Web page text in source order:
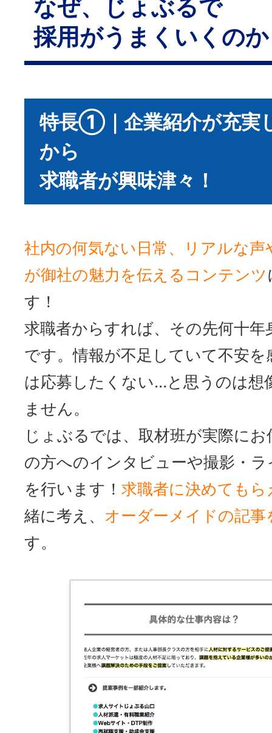
なぜ、じょぶるで
採用がうまくいくの
特長①｜企業紹介が充実
から
求職者が興味津々！
社内の何気ない日常、リアルな声
が御社の魅力を伝えるコンテンツ
す！
求職者からすれば、その先何十年
です。情報が不足していて不安を
は応募したくない…と思うのは想
ません。
じょぶるでは、取材班が実際に
の方へのインタビューや撮影・
を行います！ 求職者に決めてもら
緒に考え、 オーダーメイドの記事
す。